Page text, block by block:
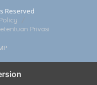
Reserved
Privasi